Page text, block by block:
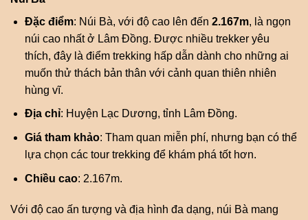
Đặc điểm: Núi Bà, với độ cao lên đến 2.167m, là ngọn
núi cao nhất ở Lâm Đồng. Được nhiều trekker yêu
thích, đây là điểm trekking hấp dẫn dành cho những ai
muốn thử thách bản thân với cảnh quan thiên nhiên
hùng vĩ.
Địa chỉ: Huyện Lạc Dương, tỉnh Lâm Đồng.
Giá tham khảo: Tham quan miễn phí, nhưng bạn có thể
lựa chọn các tour trekking để khám phá tốt hơn.
Chiều cao: 2.167m.
Với độ cao ấn tượng và địa hình đa dạng, núi Bà mang